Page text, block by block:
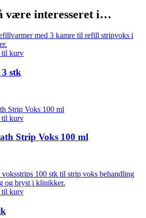
være interesseret i…
kurv
stk
kurv
Strip Voks 100 ml
kurv